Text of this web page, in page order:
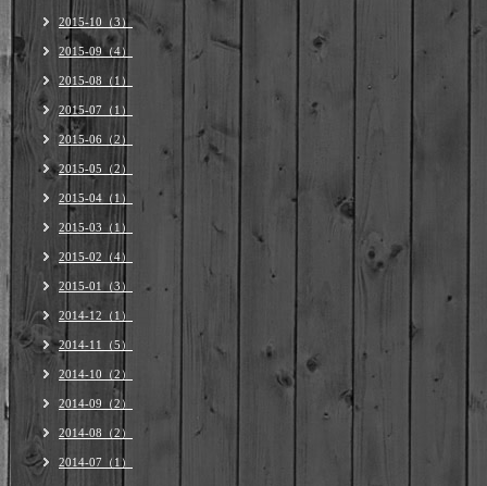
2015-10（3）
2015-09（4）
2015-08（1）
2015-07（1）
2015-06（2）
2015-05（2）
2015-04（1）
2015-03（1）
2015-02（4）
2015-01（3）
2014-12（1）
2014-11（5）
2014-10（2）
2014-09（2）
2014-08（2）
2014-07（1）